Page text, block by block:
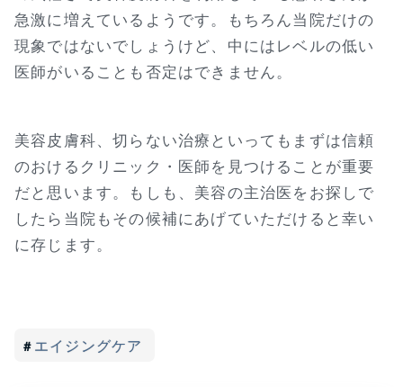
急激に増えているようです。もちろん当院だけの
現象ではないでしょうけど、中にはレベルの低い
医師がいることも否定はできません。
美容皮膚科、切らない治療といってもまずは信頼
のおけるクリニック・医師を見つけることが重要
だと思います。もしも、美容の主治医をお探しで
したら当院もその候補にあげていただけると幸い
に存じます。
エイジングケア